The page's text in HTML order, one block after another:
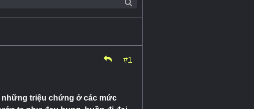
#1
những triệu chứng ở các mức